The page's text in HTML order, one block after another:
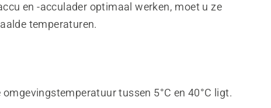
en -acculader optimaal werken, moet u ze
temperaturen.
tussen 5°C en 40°C ligt.